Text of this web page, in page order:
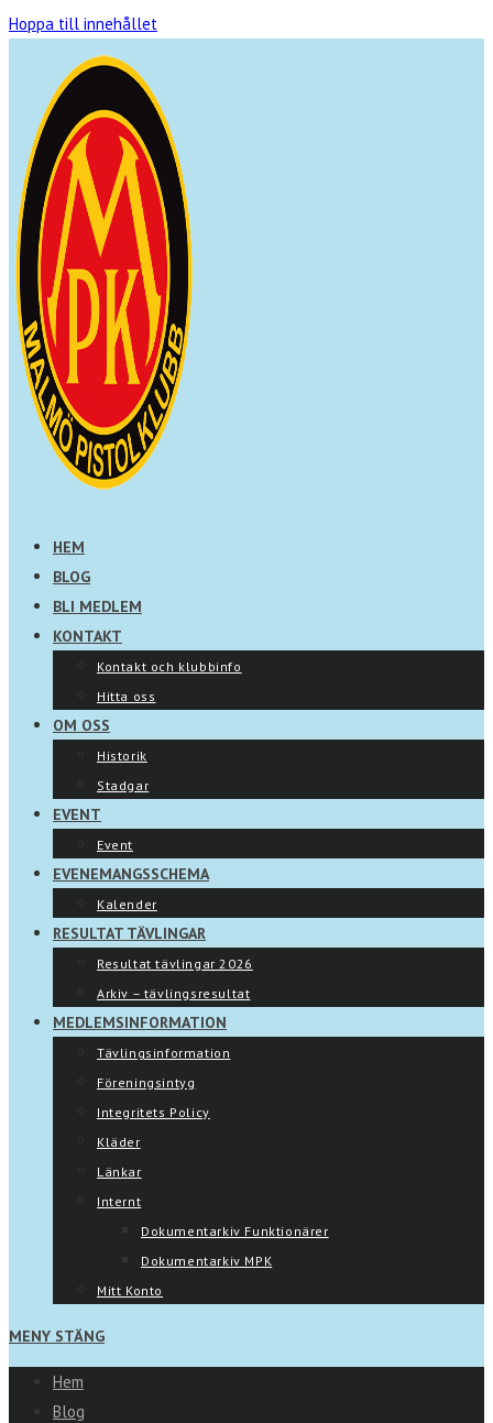
Hoppa till innehållet
HEM
BLOG
BLI MEDLEM
KONTAKT
Kontakt och klubbinfo
Hitta oss
OM OSS
Historik
Stadgar
EVENT
Event
EVENEMANGSSCHEMA
Kalender
RESULTAT TÄVLINGAR
Resultat tävlingar 2026
Arkiv – tävlingsresultat
MEDLEMSINFORMATION
Tävlingsinformation
Föreningsintyg
Integritets Policy
Kläder
Länkar
Internt
Dokumentarkiv Funktionärer
Dokumentarkiv MPK
Mitt Konto
MENY STÄNG
Hem
Blog